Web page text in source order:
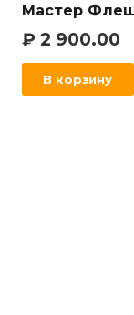
Мастер
₽ 2 900.00
В корзину